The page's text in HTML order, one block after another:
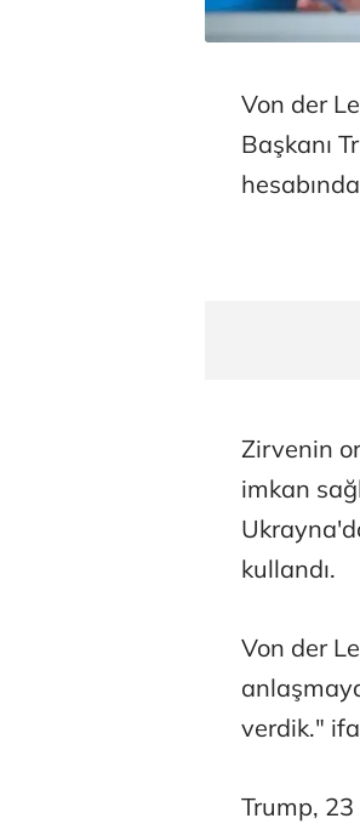
Von der
Başkanı
Zirvenin
imkan
kullandı.
Von der
verdik."
Trump,